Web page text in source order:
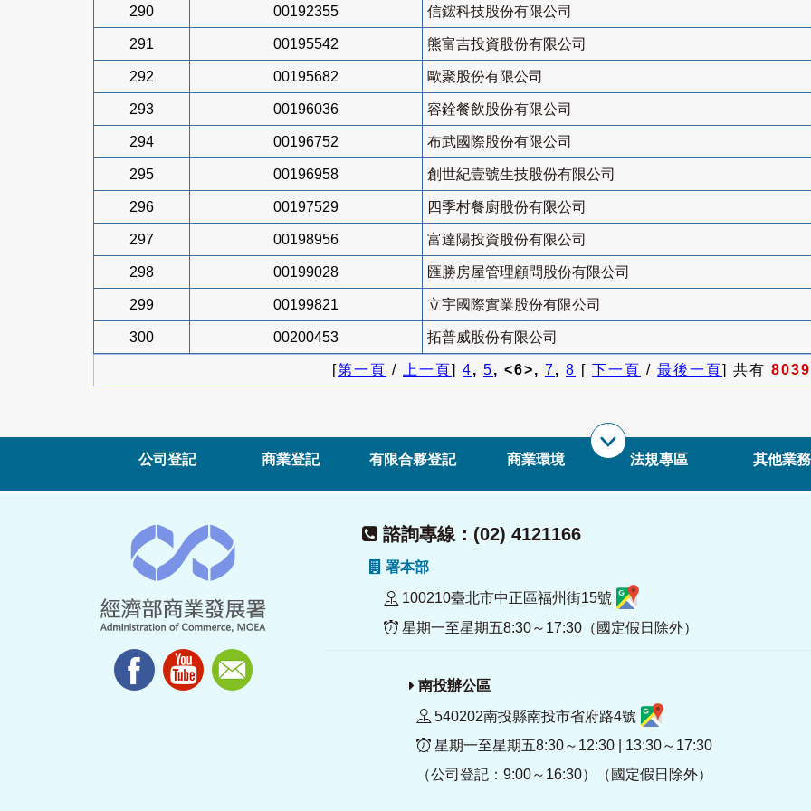
290 00192355 信鋐科技股份有限公司
291 00195542 熊富吉投資股份有限公司
292 00195682 歐聚股份有限公司
293 00196036 容銓餐飲股份有限公司
294 00196752 布武國際股份有限公司
295 00196958 創世紀壹號生技股份有限公司
296 00197529 四季村餐廚股份有限公司
297 00198956 富達陽投資股份有限公司
298 00199028 匯勝房屋管理顧問股份有限公司
299 00199821 立宇國際實業股份有限公司
300 00200453 拓普威股份有限公司
[第一頁 / 上一頁] 4, 5, <6>, 7, 8 [ 下一頁 / 最後一頁] 共有 8039
公司登記 商業登記 有限合夥登記 商業環境 法規專區 其他業務
諮詢專線：(02) 4121166
署本部
100210臺北市中正區福州街15號
星期一至星期五8:30～17:30（國定假日除外）
南投辦公區
540202南投縣南投市省府路4號
星期一至星期五8:30～12:30 | 13:30～17:30
（公司登記：9:00～16:30）（國定假日除外）